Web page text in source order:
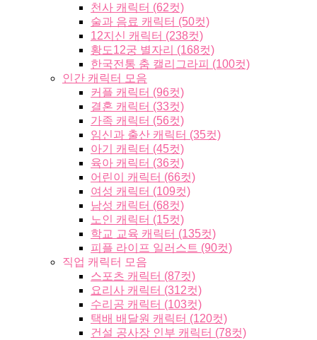
천사 캐릭터 (62컷)
술과 음료 캐릭터 (50컷)
12지신 캐릭터 (238컷)
황도12궁 별자리 (168컷)
한국전통 춤 캘리그라피 (100컷)
인간 캐릭터 모음
커플 캐릭터 (96컷)
결혼 캐릭터 (33컷)
가족 캐릭터 (56컷)
임신과 출산 캐릭터 (35컷)
아기 캐릭터 (45컷)
육아 캐릭터 (36컷)
어린이 캐릭터 (66컷)
여성 캐릭터 (109컷)
남성 캐릭터 (68컷)
노인 캐릭터 (15컷)
학교 교육 캐릭터 (135컷)
피플 라이프 일러스트 (90컷)
직업 캐릭터 모음
스포츠 캐릭터 (87컷)
요리사 캐릭터 (312컷)
수리공 캐릭터 (103컷)
택배 배달원 캐릭터 (120컷)
건설 공사장 인부 캐릭터 (78컷)